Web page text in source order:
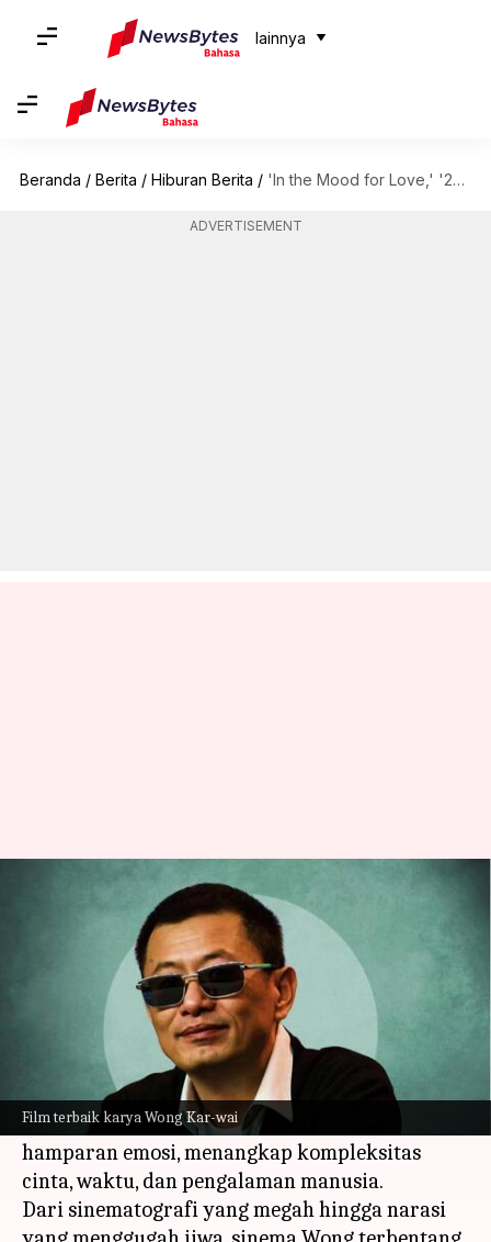
lainnya
Beranda / Berita / Hiburan Berita / 'In the Mood for Love,' '2046': Film Terbaik Wong Kar-Wai
ADVERTISEMENT
Film terbaik karya Wong Kar-wai
'In the Mood for Love,' '2046':
Film Terbaik Wong Kar-Wai
Handoko Nov 24, 2023 11:41 am
Terkenal karena visualnya yang indah,
penceritaan yang menyentuh, dan musiknya,
karya-karya terbaik Wong Kar-wai adalah
hamparan emosi, menangkap kompleksitas
cinta, waktu, dan pengalaman manusia.
Dari sinematografi yang megah hingga narasi